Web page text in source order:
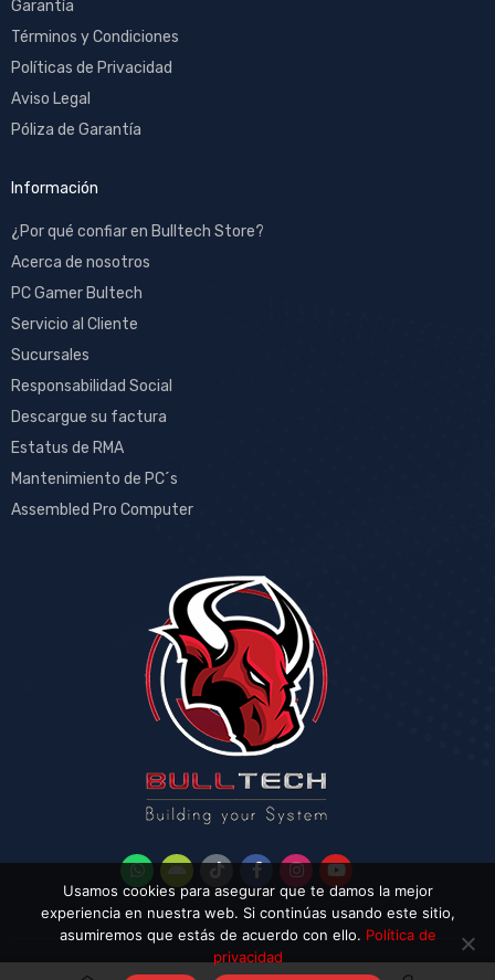
Garantía
Términos y Condiciones
Políticas de Privacidad
Aviso Legal
Póliza de Garantía
Información
¿Por qué confiar en Bulltech Store?
Acerca de nosotros
PC Gamer Bultech
Servicio al Cliente
Sucursales
Responsabilidad Social
Descargue su factura
Estatus de RMA
Mantenimiento de PC´s
Assembled Pro Computer
Usamos cookies para asegurar que te damos la mejor
experiencia en nuestra web. Si continúas usando este sitio,
asumiremos que estás de acuerdo con ello. Política de
privacidad